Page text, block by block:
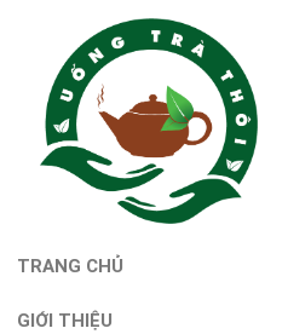
TRANG CHỦ
GIỚI THIỆU